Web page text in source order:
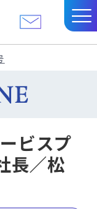
ビスプ
長／松